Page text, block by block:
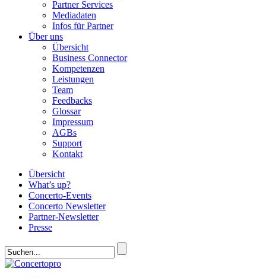
Partner Services
Mediadaten
Infos für Partner
Über uns
Übersicht
Business Connector
Kompetenzen
Leistungen
Team
Feedbacks
Glossar
Impressum
AGBs
Support
Kontakt
Übersicht
What’s up?
Concerto-Events
Concerto Newsletter
Partner-Newsletter
Presse